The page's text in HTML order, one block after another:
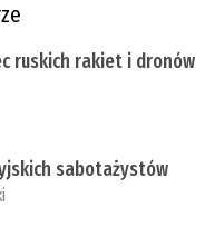
ruskich rakiet i dronów
sabotażystów